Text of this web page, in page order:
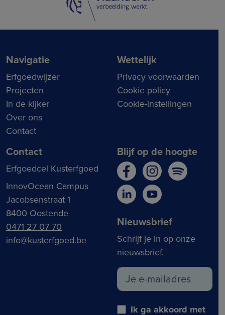
Navigatie
Erfgoedwijzer
Projecten
In de kijker
Over ons
Contact
Wettelijk
Privacy voorwaarden
Cookie policy
Cookie-instellingen
Contact
Erfgoedcel Kusterfgoed
InnovOcean Campus
Jacobsenstraat 1
8400 Oostende
0471 27 07 70
info@kusterfgoed.be
Blijf op de hoogte
Nieuwsbrief
Schrijf je in op onze
nieuwsbrief.
Ik ga akkoord met